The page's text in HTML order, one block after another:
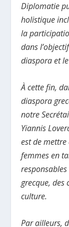
Diplomatie
holistique
la
dans
diaspora et
À cette fin,
diaspora
notre
Yiannis
est de
femmes en
grecque, des
culture.
Par ailleurs,